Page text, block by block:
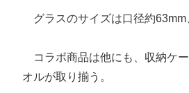
グラスのサイズは口径約63mm
コラボ商品は他にも、収納ケ
オルが取り揃う。